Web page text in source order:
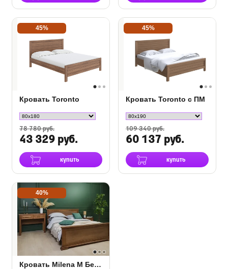
45%
Кровать Toronto
78 780 руб.
43 329 руб.
купить
45%
Кровать Toronto с ПМ
109 340 руб.
60 137 руб.
купить
40%
Кровать Milena М Береза